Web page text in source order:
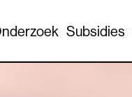
Subsidies